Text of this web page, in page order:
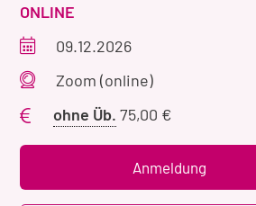
VERANSTALTUNGSART
ONLINE
Veranstaltungszeitraum
09.12.2026
Veranstaltungsort
Zoom (online)
ohne Üb. Preis
Übernachtung
75,00 €
Anmeldung